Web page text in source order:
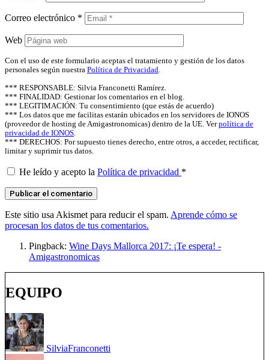
Correo electrónico *
Web
Con el uso de este formulario aceptas el tratamiento y gestión de los datos
personales según nuestra Política de Privacidad.
*** RESPONSABLE: Silvia Franconetti Ramírez.
*** FINALIDAD: Gestionar los comentarios en el blog.
*** LEGITIMACIÓN: Tu consentimiento (que estás de acuerdo)
*** Los datos que me facilitas estarán ubicados en los servidores de IONOS
(proveedor de hosting de Amigastronomicas) dentro de la UE. Verpolítica de
privacidad de IONOS.
*** DERECHOS: Por supuesto tienes derecho, entre otros, a acceder, rectificar,
limitar y suprimir tus datos.
He leído y acepto la Política de privacidad *
Este sitio usa Akismet para reducir el spam. Aprende cómo se
procesan los datos de tus comentarios.
Pingback: Wine Days Mallorca 2017: ¡Te espera! -
Amigastronomicas
EQUIPO
SilviaFranconetti